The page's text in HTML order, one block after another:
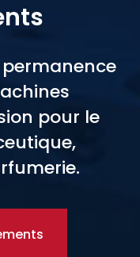
pour le